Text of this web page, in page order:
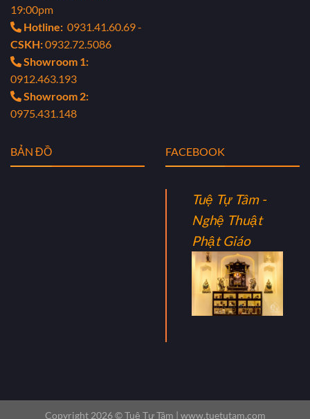
19:00pm
Hotline: 0931.41.60.69 -
CSKH:0932.72.5086
Showroom 1:
0912.463.193
Showroom 2:
0975.431.148
BẢN ĐỒ FACEBOOK
Tuệ Tự Tâm -
Nghệ Thuật
Phật Giáo
Copyright 2026 ©Tuệ Tự Tâm | www.tuetutam.com